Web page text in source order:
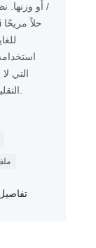
/ أو وزنها.
التي